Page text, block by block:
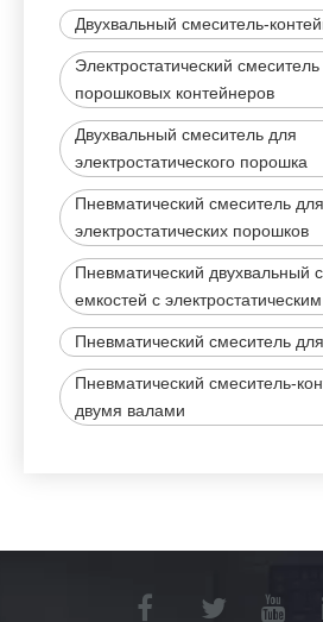
Двухвальный смеситель-
Электростатический
порошковых контейнеров
Двухвальный смеситель для
электростатического порошка
Пневматический смеситель для
электростатических порошков
Пневматический двухвальный
емкостей с
Пневматический смеситель
Пневматический смеситель-
двумя валами